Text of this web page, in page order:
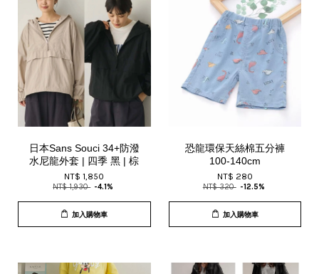
日本Sans Souci 34+防潑
水尼龍外套 | 四季 黑 | 棕
NT$ 1,850
NT$ 1,930 -4.1%
加入購物車
恐龍環保天絲棉五分褲
100-140cm
NT$ 280
NT$ 320 -12.5%
加入購物車